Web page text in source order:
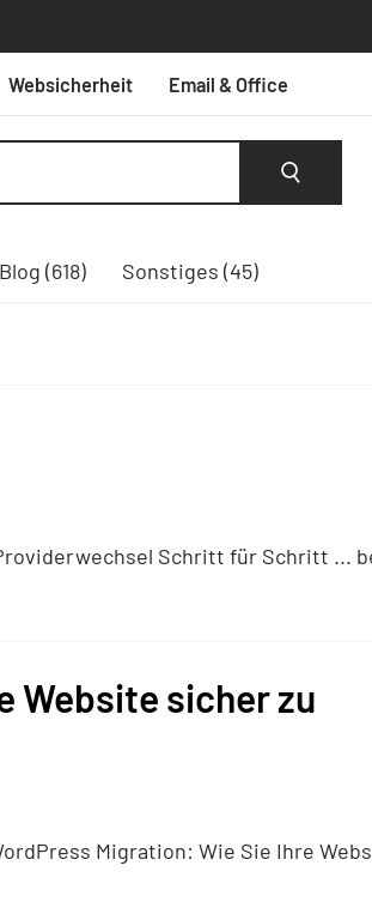
Websicherheit
Email & Office
Suche
Blog (618) Sonstiges (45)
Schritt für Schritt ...
Website sicher zu
Migration: Wie Sie Ihre